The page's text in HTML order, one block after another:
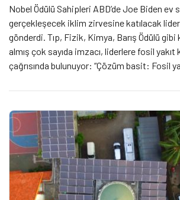
Nobel Ödülü Sahipleri ABD’de Joe Biden ev
gerçekleşecek iklim zirvesine katılacak
gönderdi. Tıp, Fizik, Kimya, Barış Ödülü
almış çok sayıda imzacı, liderlere fosil yakıt
çağrısında bulunuyor: “Çözüm basit: Fosil